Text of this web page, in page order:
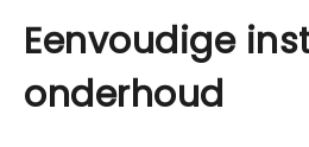
Eenvoudige
onderhoud